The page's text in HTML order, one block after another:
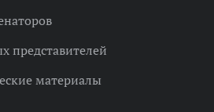
представителей
материалы